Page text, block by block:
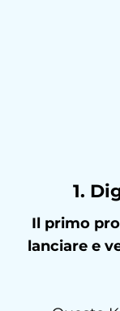
1.
Il primo
lanciare e